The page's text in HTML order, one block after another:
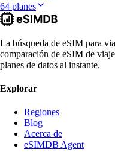
64 planes
La búsqueda de eSIM para
comparación de eSIM de
planes de datos al instante.
Explorar
Regiones
Blog
Acerca de
eSIMDB Agent